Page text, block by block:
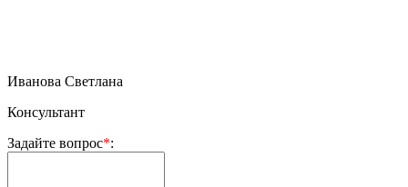
Иванова Светлана
Консультант
Задайте вопрос*: